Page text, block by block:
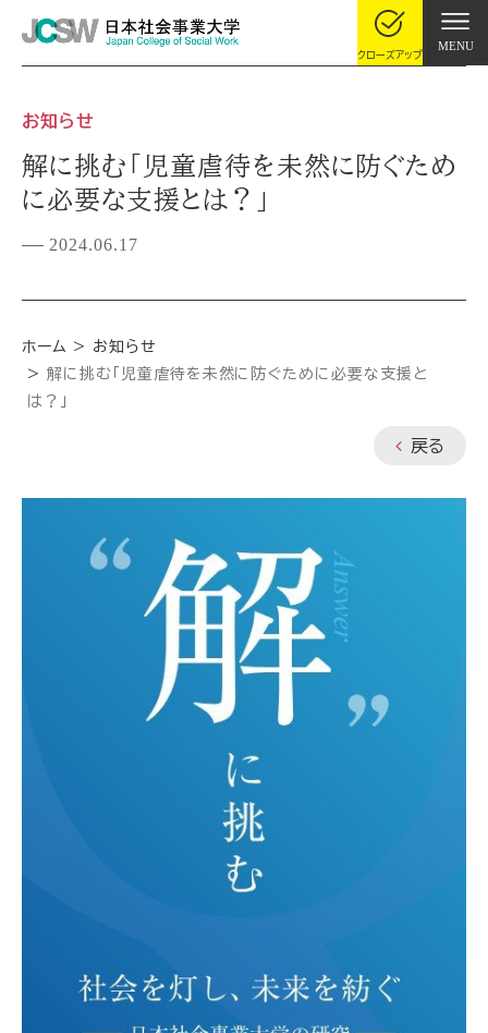
クローズアップ
MENU
お知らせ
解に挑む「児童虐待を未然に防ぐため
に必要な支援とは？」
2024.06.17
ホーム
お知らせ
解に挑む「児童虐待を未然に防ぐために必要な支援と
は？」
戻る